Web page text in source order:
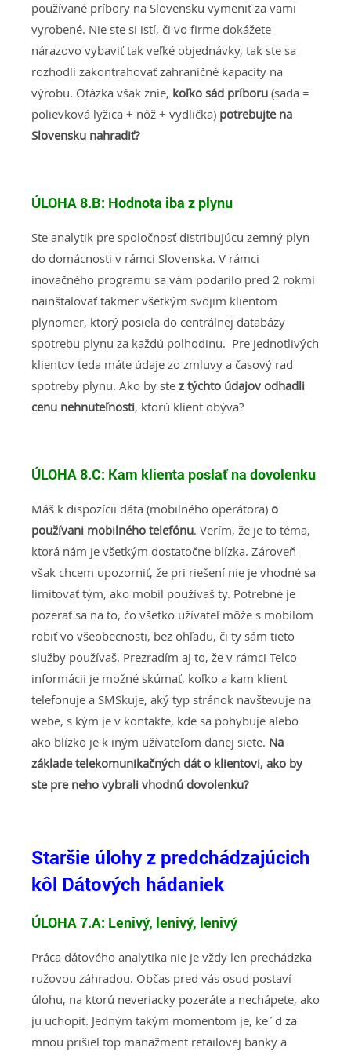
používané príbory na Slovensku vymeniť za vami
vyrobené. Nie ste si istí, či vo firme dokážete
nárazovo vybaviť tak veľké objednávky, tak ste sa
rozhodli zakontrahovať zahraničné kapacity na
výrobu. Otázka však znie, koľko sád príboru (sada =
polievková lyžica + nôž + vydlička) potrebujte na
Slovensku nahradiť?
ÚLOHA 8.B: Hodnota iba z plynu
Ste analytik pre spoločnosť distribujúcu zemný plyn
do domácnosti v rámci Slovenska. V rámci
inovačného programu sa vám podarilo pred 2 rokmi
nainštalovať takmer všetkým svojim klientom
plynomer, ktorý posiela do centrálnej databázy
spotrebu plynu za každú polhodinu. Pre jednotlivých
klientov teda máte údaje zo zmluvy a časový rad
spotreby plynu. Ako by ste z týchto údajov odhadli
cenu nehnuteľnosti, ktorú klient obýva?
ÚLOHA 8.C: Kam klienta poslať na dovolenku
Máš k dispozícii dáta (mobilného operátora) o
používani mobilného telefónu. Verím, že je to téma,
ktorá nám je všetkým dostatočne blízka. Zároveň
však chcem upozorniť, že pri riešení nie je vhodné sa
limitovať tým, ako mobil používaš ty. Potrebné je
pozerať sa na to, čo všetko užívateľ môže s mobilom
robiť vo všeobecnosti, bez ohľadu, či ty sám tieto
služby používaš. Prezradím aj to, že v rámci Telco
informácii je možné skúmať, koľko a kam klient
telefonuje a SMSkuje, aký typ stránok navštevuje na
webe, s kým je v kontakte, kde sa pohybuje alebo
ako blízko je k iným užívateľom danej siete. Na
základe telekomunikačných dát o klientovi, ako by
ste pre neho vybrali vhodnú dovolenku?
Staršie úlohy z predchádzajúcich
kôl Dátových hádaniek
ÚLOHA 7.A: Lenivý, lenivý, lenivý
Práca dátového analytika nie je vždy len prechádzka
ružovou záhradou. Občas pred vás osud postaví
úlohu, na ktorú neveriacky pozeráte a nechápete, ako
ju uchopiť. Jedným takým momentom je, ke´d za
mnou prišiel top manažment retailovej banky a